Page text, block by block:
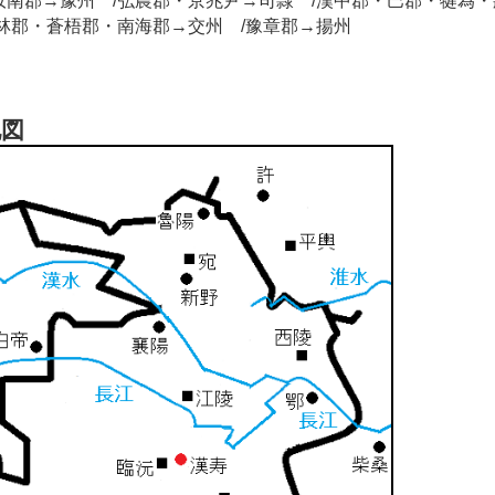
郡・蒼梧郡・南海郡→交州 /豫章郡→揚州